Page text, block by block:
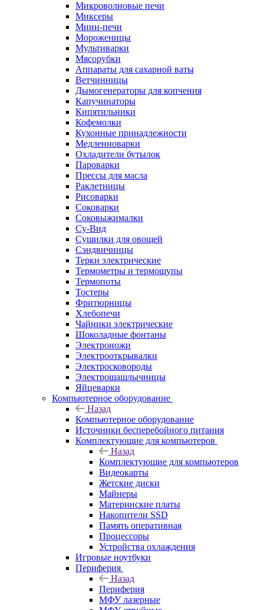
Микроволновые печи
Миксеры
Мини-печи
Мороженицы
Мультиварки
Мясорубки
Аппараты для сахарной ваты
Ветчинницы
Дымогенераторы для копчения
Капучинаторы
Кипятильники
Кофемолки
Кухонные принадлежности
Медленноварки
Охладители бутылок
Пароварки
Прессы для масла
Раклетницы
Рисоварки
Соковарки
Соковыжималки
Су-Вид
Сушилки для овощей
Сэндвичницы
Терки электрические
Термометры и термощупы
Термопоты
Тостеры
Фритюрницы
Хлебопечи
Чайники электрические
Шоколадные фонтаны
Электроножи
Электрооткрывалки
Электросковороды
Электрошашлычницы
Яйцеварки
Компьютерное оборудование
Назад
Компьютерное оборудование
Источники бесперебойного питания
Комплектующие для компьютеров
Назад
Комплектующие для компьютеров
Видеокарты
Жетские диски
Майнеры
Материнские платы
Накопители SSD
Память оперативная
Процессоры
Устройства охлаждения
Игровые ноутбуки
Периферия
Назад
Периферия
МФУ лазерные